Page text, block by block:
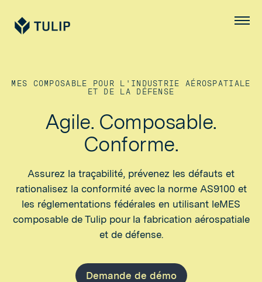
Tulip Menu
MES COMPOSABLE POUR L'INDUSTRIE AÉROSPATIALE
ET DE LA DÉFENSE
Agile. Composable.
Conforme.
Assurez la traçabilité, prévenez les défauts et
rationalisez la conformité avec la norme AS9100 et
les réglementations fédérales en utilisant leMES
composable de Tulip pour la fabrication aérospatiale
et de défense.
Demande de démo